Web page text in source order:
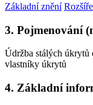
Základní znění
3. Pojmenování
Údržba stálých úkrytů
vlastníky úkrytů
4. Základní